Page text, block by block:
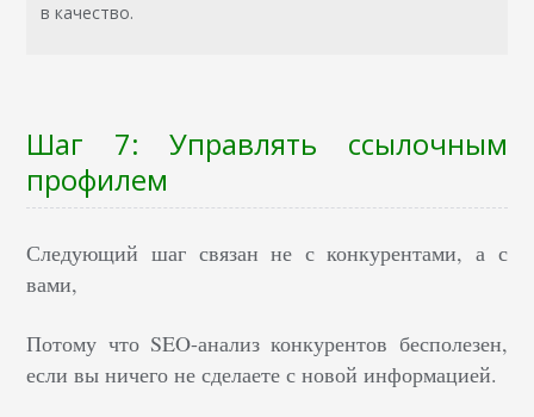
в качество.
Шаг 7: Управлять ссылочным
профилем
Следующий шаг связан не с конкурентами, а с
вами,
Потому что SEO-анализ конкурентов бесполезен,
если вы ничего не сделаете с новой информацией.